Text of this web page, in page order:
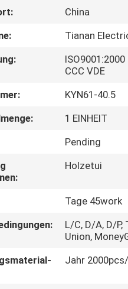
China
Tianan
CCC VDE
KYN61-40.5
1 EINHEIT
Pending
Holzetui
Tage 45work
L/C, D/A, D/
Union,
Jahr